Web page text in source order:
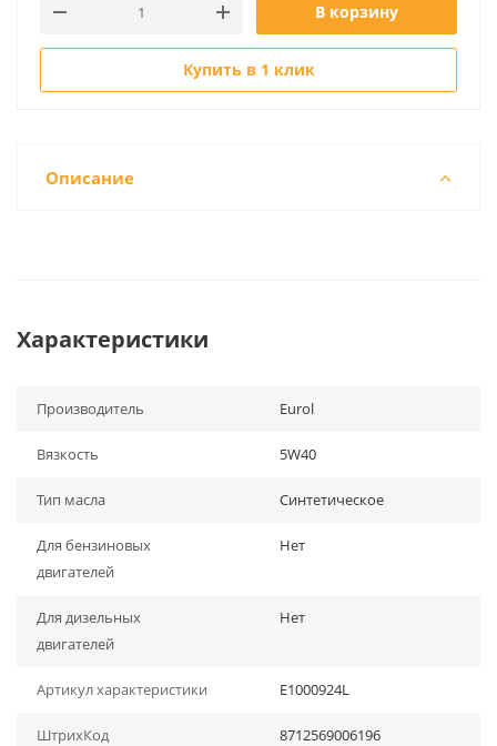
В корзину
Купить в 1 клик
Описание
Характеристики
Производитель Eurol
Вязкость 5W40
Тип масла Синтетическое
Для бензиновых
двигателей
Нет
Для дизельных
двигателей
Нет
Артикул характеристики E1000924L
ШтрихКод 8712569006196